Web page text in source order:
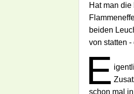
Hat man
beiden
von statten
E
schon mal